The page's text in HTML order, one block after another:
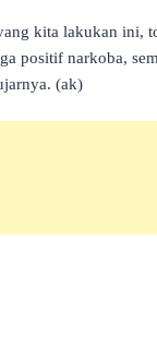
kita lakukan ini,
positif narkoba,
(ak)